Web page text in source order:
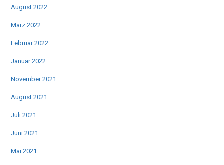
August 2022
März 2022
Februar 2022
Januar 2022
November 2021
August 2021
Juli 2021
Juni 2021
Mai 2021